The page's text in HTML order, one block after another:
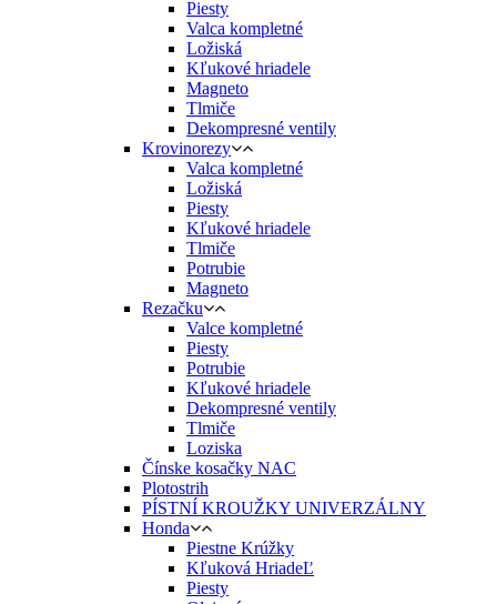
Piesty
Valca kompletné
Ložiská
Kľukové hriadele
Magneto
Tlmiče
Dekompresné ventily
Krovinorezy
Valca kompletné
Ložiská
Piesty
Kľukové hriadele
Tlmiče
Potrubie
Magneto
Rezačku
Valce kompletné
Piesty
Potrubie
Kľukové hriadele
Dekompresné ventily
Tlmiče
Loziska
Čínske kosačky NAC
Plotostrih
PÍSTNÍ KROUŽKY UNIVERZÁLNY
Honda
Piestne Krúžky
Kľuková HriadeĽ
Piesty